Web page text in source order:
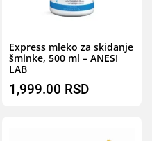
Brz pregled
Express mleko za skidanje
šminke, 500 ml – ANESI
LAB
1,999.00 RSD